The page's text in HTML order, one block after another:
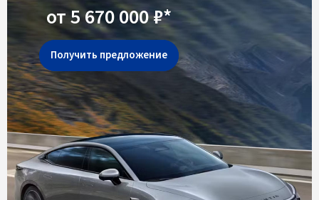
от 5 670 000 ₽*
Получить предложение